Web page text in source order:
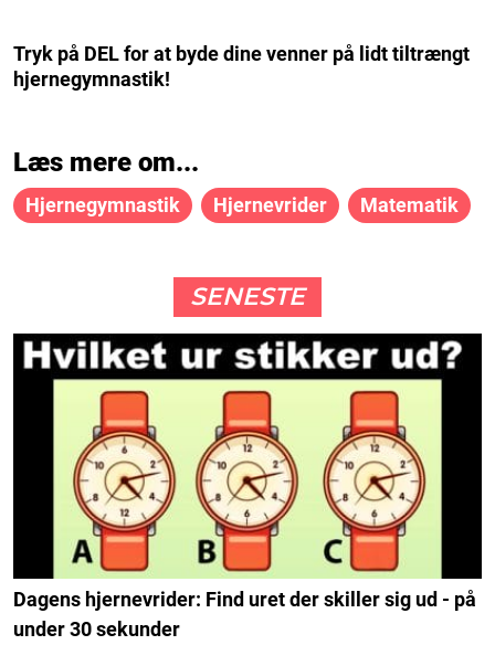
Tryk på DEL for at byde dine venner på lidt tiltrængt
hjernegymnastik!
Læs mere om...
Hjernegymnastik Hjernevrider Matematik
SENESTE
Dagens hjernevrider: Find uret der skiller sig ud - på
under 30 sekunder